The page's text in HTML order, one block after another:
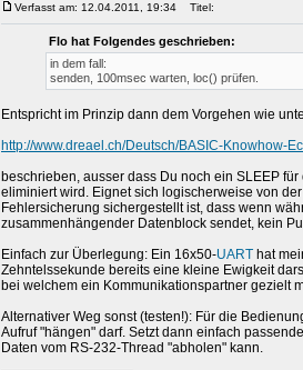
Verfasst am: 12.04.2011, 19:34 Titel:
Flo hat Folgendes geschrieben:
in dem fall:
senden, 100msec warten, loc() prüfen.
Entspricht im Prinzip dann dem Vorgehen wie
http://www.dreael.ch/Deutsch/BASIC-Knowhow-
beschrieben, ausser dass Du noch ein SLEEP
eliminiert wird. Eignet sich logischerweise von
Fehlersicherung sichergestellt ist, dass wenn
zusammenhängender Datenblock sendet, kein
Einfach zur Überlegung: Ein 16x50-UART hat
Zehntelssekunde bereits eine kleine Ewigkeit
bei welchem ein Kommunikationspartner gezielt
Alternativer Weg sonst (testen!): Für die
Aufruf "hängen" darf. Setzt dann einfach
Daten vom RS-232-Thread "abholen" kann.